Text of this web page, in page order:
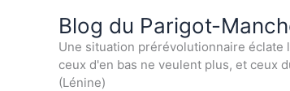
Blog du Parigot-
Une situation prérévolutionnaire éclate
ceux d'en bas ne veulent plus, et ceux
(Lénine)